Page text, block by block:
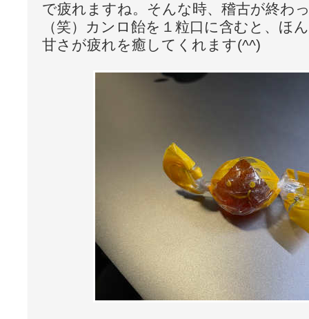
で疲れますね。そんな時、稽古が終わ
（笑）カンロ飴を１粒口に含むと、ほ
甘さが疲れを癒してくれます(^^)